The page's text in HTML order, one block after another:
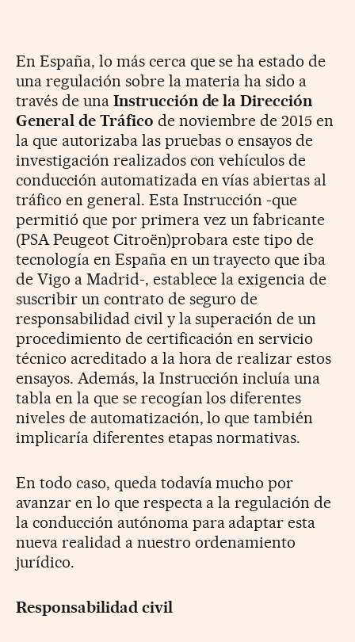
En España, lo más cerca que se ha estado de
una regulación sobre la materia ha sido a
través de una Instrucción de la Dirección
General de Tráfico de noviembre de 2015 en
la que autorizaba las pruebas o ensayos de
investigación realizados con vehículos de
conducción automatizada en vías abiertas al
tráfico en general. Esta Instrucción -que
permitió que por primera vez un fabricante
(PSA Peugeot Citroën)probara este tipo de
tecnología en España en un trayecto que iba
de Vigo a Madrid-, establece la exigencia de
suscribir un contrato de seguro de
responsabilidad civil y la superación de un
procedimiento de certificación en servicio
técnico acreditado a la hora de realizar estos
ensayos. Además, la Instrucción incluía una
tabla en la que se recogían los diferentes
niveles de automatización, lo que también
implicaría diferentes etapas normativas.
En todo caso, queda todavía mucho por
avanzar en lo que respecta a la regulación de
la conducción autónoma para adaptar esta
nueva realidad a nuestro ordenamiento
jurídico.
Responsabilidad civil